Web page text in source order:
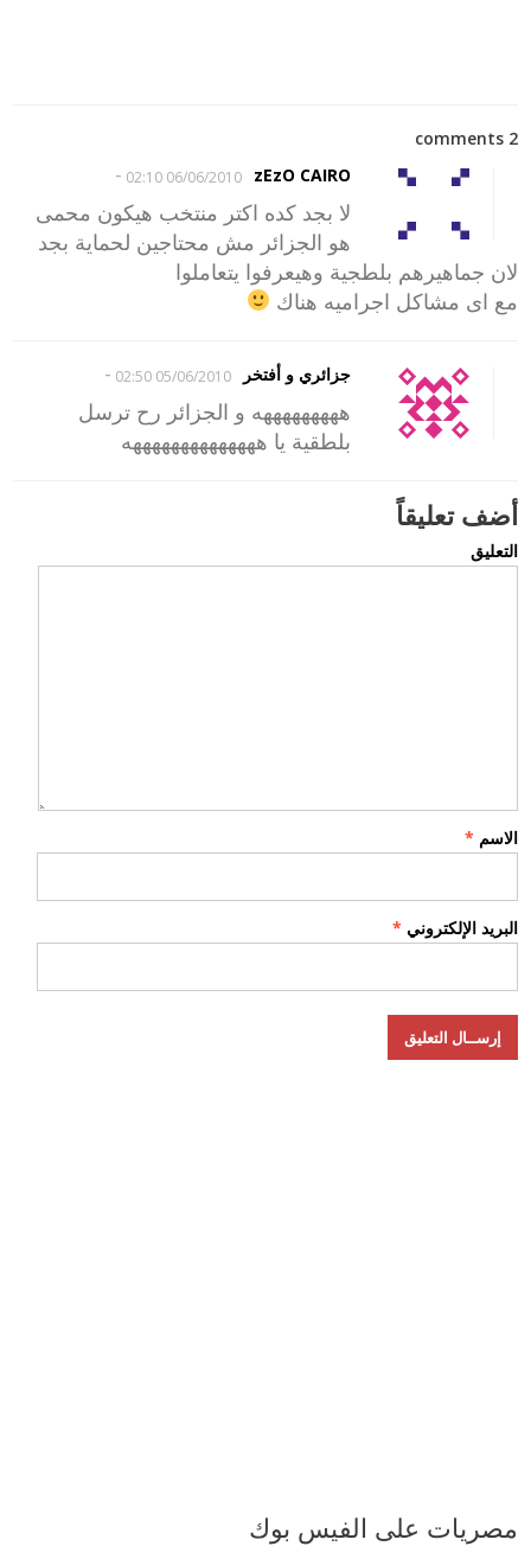
2 comments
zEzO CAIRO
06/06/2010 02:10
-
لا بجد كده اكتر منتخب هيكون محمى
هو الجزائر مش محتاجين لحماية بجد
لان جماهيرهم بلطجية وهيعرفوا يتعاملوا
مع اى مشاكل اجراميه هناك
جزائري و أفتخر 05/06/2010 02:50
-
هههههههههه و الجزائر رح ترسل
بلطقية يا ههههههههههههههه
أضف تعليقاً
التعليق
الاسم *
البريد الإلكتروني *
مصريات على الفيس بوك